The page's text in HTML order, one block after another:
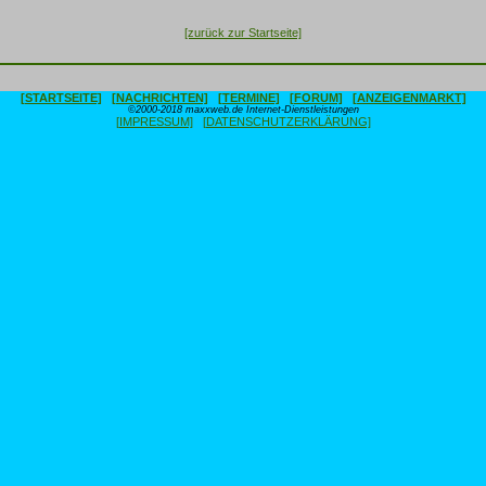
[zurück zur Startseite]
[STARTSEITE] [NACHRICHTEN] [TERMINE] [FORUM] [ANZEIGENMARKT]
©2000-2018 maxxweb.de Internet-Dienstleistungen
[IMPRESSUM] [DATENSCHUTZERKLÄRUNG]